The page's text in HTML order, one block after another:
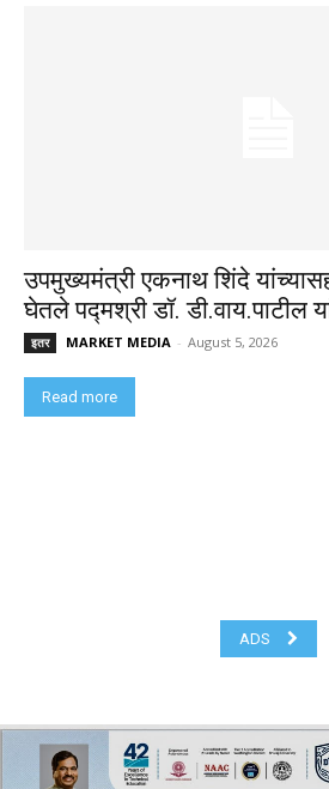
उपमुख्यमंत्री एकनाथ शिंदे यांच्यासह
घेतले पद्मश्री डॉ. डी.वाय.पाटील
इतर MARKET MEDIA - August 5, 2026
Read more
ADS